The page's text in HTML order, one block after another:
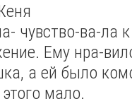
чувство-ва-ла
Ему нра-
а ей было
мало.